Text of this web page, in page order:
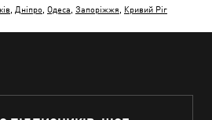
Дніпро Одеса Запоріжжя Кривий Ріг